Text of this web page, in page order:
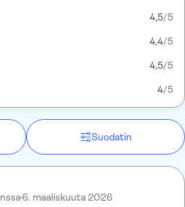
4,5/5
4,4/5
4,5/5
4/5
Suodatin
6. maaliskuuta 2026